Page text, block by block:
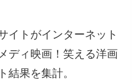
イトがインターネット
ディ映画！笑える洋画
果を集計。